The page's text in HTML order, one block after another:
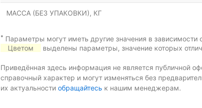
МАССА (БЕЗ УПАКОВКИ), КГ
* Параметры могут иметь другие значения в зависимости
Цветом
выделены параметры, значение которых
Приведённая здесь информация не является публичной
справочный характер и могут изменяться без
их актуальности обращайтесь к нашим менеджерам.